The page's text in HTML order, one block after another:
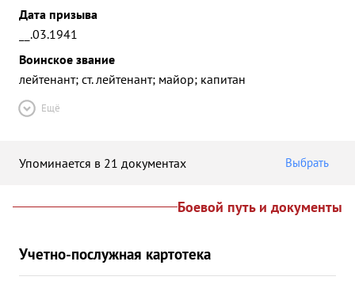
Дата призыва
__.03.1941
Воинское звание
лейтенант; ст. лейтенант; майор; капитан
Ещё
Упоминается в 21 документах Выбрать
Боевой путь и документы
Учетно-послужная картотека